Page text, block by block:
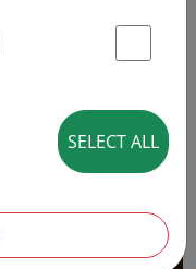
SELECT ALL